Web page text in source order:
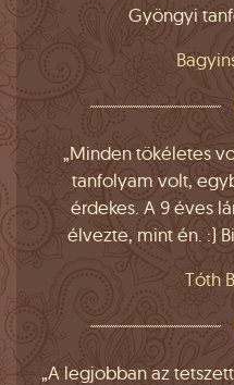
Gyöngyi
„Minden tökéletes
tanfolyam volt,
érdekes. A 9 éves
élvezte, mint én. :)
Tóth
„A legjobban az